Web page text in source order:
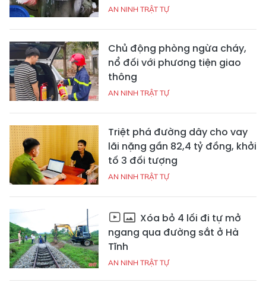
AN NINH TRẬT TỰ
Chủ động phòng ngừa cháy,
nổ đối với phương tiện giao
thông
AN NINH TRẬT TỰ
Triệt phá đường dây cho vay
lãi nặng gần 82,4 tỷ đồng, khởi
tố 3 đối tượng
AN NINH TRẬT TỰ
Xóa bỏ 4 lối đi tự mở
ngang qua đường sắt ở Hà
Tĩnh
AN NINH TRẬT TỰ